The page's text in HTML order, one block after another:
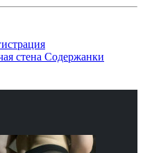
стена Содержанки